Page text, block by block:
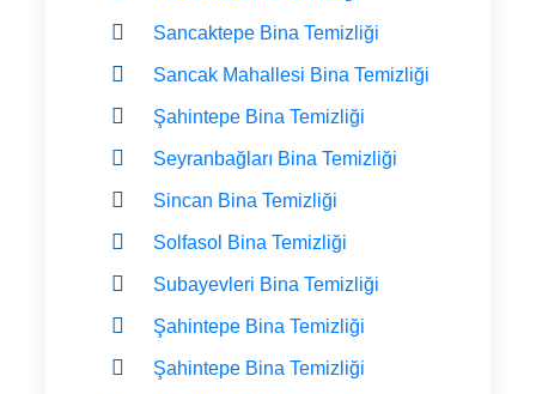
Sancaktepe Bina Temizliği
Sancak Mahallesi Bina Temizliği
Şahintepe Bina Temizliği
Seyranbağları Bina Temizliği
Sincan Bina Temizliği
Solfasol Bina Temizliği
Subayevleri Bina Temizliği
Şahintepe Bina Temizliği
Şahintepe Bina Temizliği